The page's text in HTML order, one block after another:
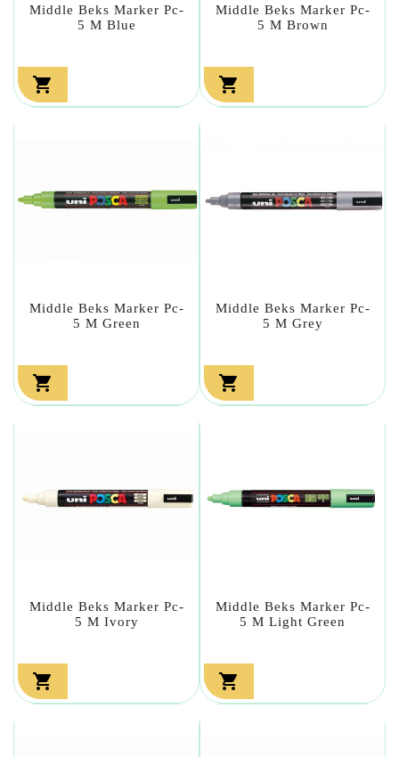
Middle Beks Marker Pc-
5 M Blue

Middle Beks Marker Pc-
5 M Brown

Middle Beks Marker Pc-
5 M Green

Middle Beks Marker Pc-
5 M Grey

Middle Beks Marker Pc-
5 M Ivory

Middle Beks Marker Pc-
5 M Light Green
